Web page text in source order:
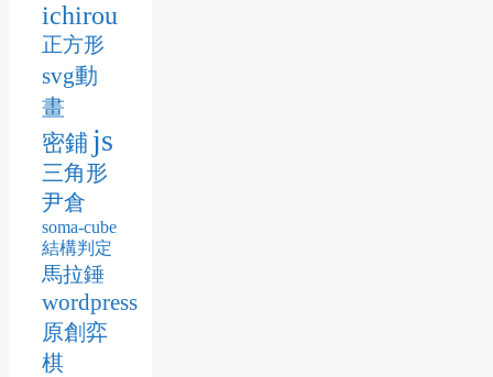
ichirou
正方形
svg動
畫
密鋪 js
三角形
尹倉
soma-cube
結構判定
馬拉錘
wordpress
原創弈
棋